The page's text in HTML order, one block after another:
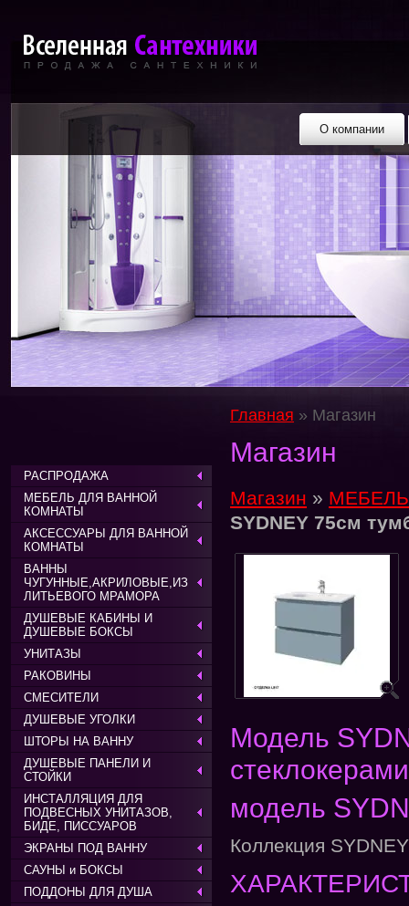
О компании
РАСПРОДАЖА
МЕБЕЛЬ ДЛЯ ВАННОЙ
КОМНАТЫ
АКСЕССУАРЫ ДЛЯ ВАННОЙ
КОМНАТЫ
ВАННЫ
ЧУГУННЫЕ,АКРИЛОВЫЕ,ИЗ
ЛИТЬЕВОГО МРАМОРА
ДУШЕВЫЕ КАБИНЫ И
ДУШЕВЫЕ БОКСЫ
УНИТАЗЫ
РАКОВИНЫ
СМЕСИТЕЛИ
ДУШЕВЫЕ УГОЛКИ
ШТОРЫ НА ВАННУ
ДУШЕВЫЕ ПАНЕЛИ И
СТОЙКИ
ИНСТАЛЛЯЦИЯ ДЛЯ
ПОДВЕСНЫХ УНИТАЗОВ,
БИДЕ, ПИССУАРОВ
ЭКРАНЫ ПОД ВАННУ
САУНЫ и БОКСЫ
ПОДДОНЫ ДЛЯ ДУША
Главная » Магазин
Магазин
Магазин »
SYDNEY 75см
Модель
модель
Коллекция SYDNEY